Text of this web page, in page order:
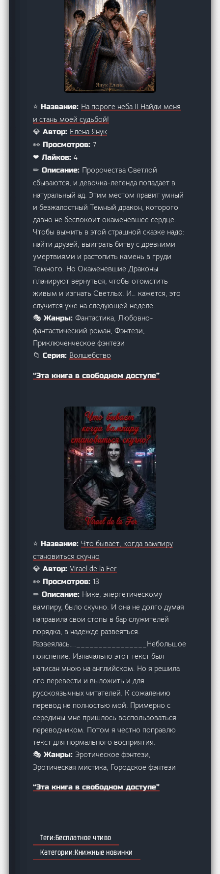
⭐ Название: На пороге неба II Найди меня
и стань моей судьбой!
💎 Автор: Елена Янук
👀 Просмотров:7
❤ Лайков:4
✏ Описание: Пророчества Светлой
сбываются, и девочка-легенда попадает в
натуральный ад. Этим местом правит умный
и безжалостный Темный дракон, которого
давно не беспокоит окаменевшее сердце.
Чтобы выжить в этой страшной сказке надо:
найти друзей, выиграть битву с древними
умертвиями и растопить камень в груди
Темного. Но Окаменевшие Драконы
планируют вернуться, чтобы отомстить
живым и изгнать Светлых. И… кажется, это
случится уже на следующей неделе.
🎭 Жанры:Фантастика, Любовно-
фантастический роман, Фэнтези,
Приключенческое фэнтези
📁 Серия: Волшебство
“Эта книга в свободном доступе”
⭐ Название: Что бывает, когда вампиру
становиться скучно
💎 Автор:Virael de la Fer
👀 Просмотров:13
✏ Описание: Нике, энергетическому
вампиру, было скучно. И она не долго думая
направила свои стопы в бар служителей
порядка, в надежде развеяться.
Развеялась….________________Небольшое
пояснение. Изначально этот текст был
написан мною на английском. Но я решила
его перевести и выложить и для
русскоязычных читателей. К сожалению
перевод не полностью мой. Примерно с
середины мне пришлось воспользоваться
переводчиком. Потом я честно поправлю
текст для нормального восприятия.
🎭 Жанры: Эротическое фэнтези,
Эротическая мистика, Городское фэнтези
“Эта книга в свободном доступе”
Бесплатное чтиво
Книжные новинки